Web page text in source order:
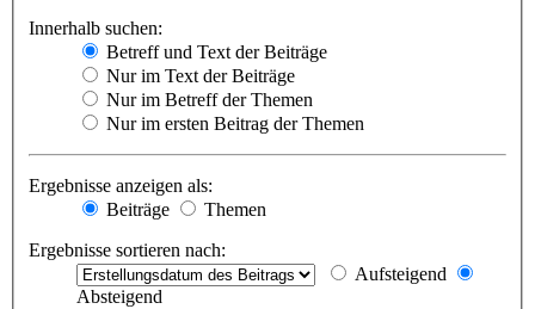
Innerhalb suchen:
Betreff und Text der Beiträge
Nur im Text der Beiträge
Nur im Betreff der Themen
Nur im ersten Beitrag der Themen
Ergebnisse anzeigen als:
Beiträge
Themen
Ergebnisse sortieren nach:
Aufsteigend
Absteigend